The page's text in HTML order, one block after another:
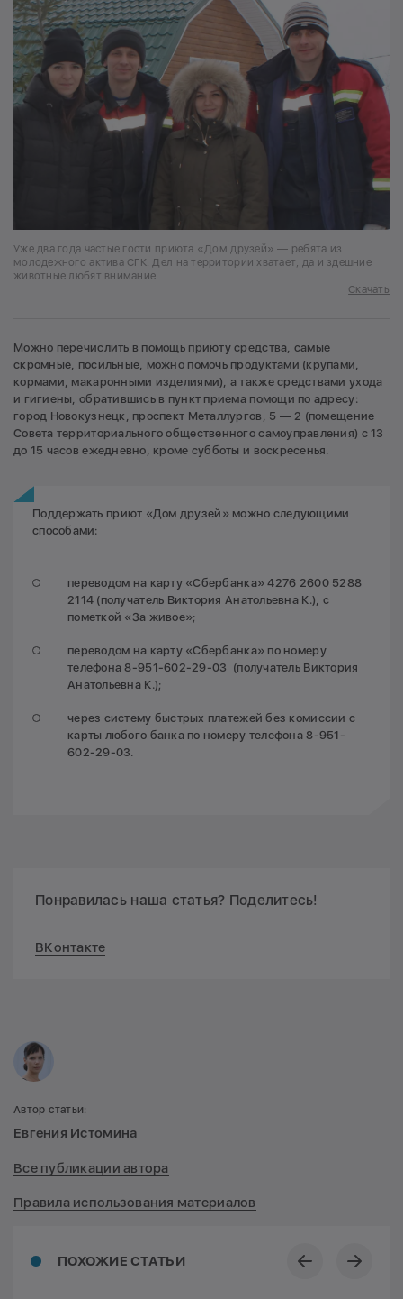
Уже два года частые гости приюта «Дом друзей» — ребята из
молодежного актива СГК. Дел на территории хватает, да и здешние
животные любят внимание
Скачать
Можно перечислить в помощь приюту средства, самые
скромные, посильные, можно помочь продуктами (крупами,
кормами, макаронными изделиями), а также средствами ухода
и гигиены, обратившись в пункт приема помощи по адресу:
город Новокузнецк, проспект Металлургов, 5 — 2 (помещение
Совета территориального общественного самоуправления) с 13
до 15 часов ежедневно, кроме субботы и воскресенья.
Поддержать приют «Дом друзей» можно следующими
способами:
переводом на карту «Сбербанка» 4276 2600 5288
2114 (получатель Виктория Анатольевна К.), с
пометкой «За живое»;
переводом на карту «Сбербанка» по номеру
телефона 8-951-602-29-03 (получатель Виктория
Анатольевна К.);
через систему быстрых платежей без комиссии с
карты любого банка по номеру телефона 8-951-
602-29-03.
Понравилась наша статья? Поделитесь!
ВКонтакте
ПОХОЖИЕ СТАТЬИ
Автор статьи:
Евгения Истомина
Все публикации автора
Правила использования материалов